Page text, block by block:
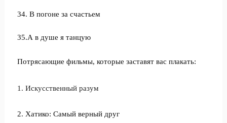
34. В погоне за счастьем
35.А в душе я танцую
Потрясающие фильмы, которые заставят вас плакать:
1. Искусственный разум
2. Хатико: Самый верный друг